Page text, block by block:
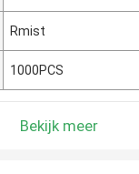
Rmist
1000PCS
Bekijk meer